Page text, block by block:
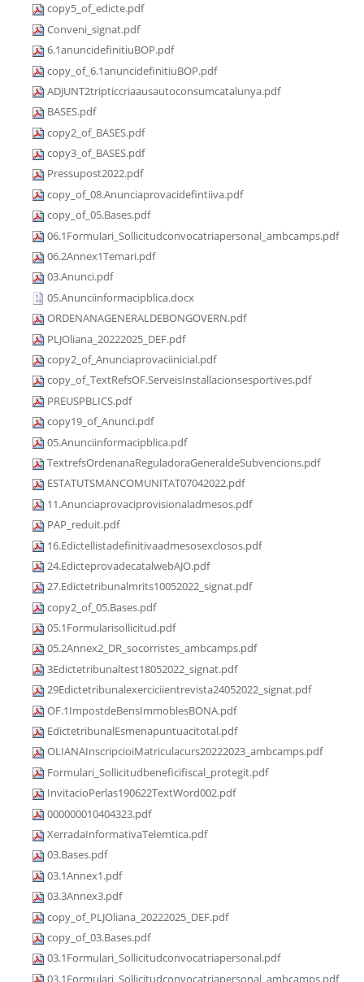
copy5_of_edicte.pdf
Conveni_signat.pdf
6.1anuncidefinitiuBOP.pdf
copy_of_6.1anuncidefinitiuBOP.pdf
ADJUNT2tripticcriaausautoconsumcatalunya.pdf
BASES.pdf
copy2_of_BASES.pdf
copy3_of_BASES.pdf
Pressupost2022.pdf
copy_of_08.Anunciaprovacidefintiiva.pdf
copy_of_05.Bases.pdf
06.1Formulari_Sollicitudconvocatriapersonal_ambcamps.pdf
06.2Annex1Temari.pdf
03.Anunci.pdf
05.Anunciinformacipblica.docx
ORDENANAGENERALDEBONGOVERN.pdf
PLJOliana_20222025_DEF.pdf
copy2_of_Anunciaprovaciinicial.pdf
copy_of_TextRefsOF.ServeisInstallacionsesportives.pdf
PREUSPBLICS.pdf
copy19_of_Anunci.pdf
05.Anunciinformacipblica.pdf
TextrefsOrdenanaReguladoraGeneraldeSubvencions.pdf
ESTATUTSMANCOMUNITAT07042022.pdf
11.Anunciaprovaciprovisionaladmesos.pdf
PAP_reduit.pdf
16.Edictellistadefinitivaadmesosexclosos.pdf
24.EdicteprovadecatalwebAJO.pdf
27.Edictetribunalmrits10052022_signat.pdf
copy2_of_05.Bases.pdf
05.1Formularisollicitud.pdf
05.2Annex2_DR_socorristes_ambcamps.pdf
3Edictetribunaltest18052022_signat.pdf
29Edictetribunalexerciciientrevista24052022_signat.pdf
OF.1ImpostdeBensImmoblesBONA.pdf
EdictetribunalEsmenapuntuacitotal.pdf
OLIANAInscripcioiMatriculacurs20222023_ambcamps.pdf
Formulari_Sollicitudbeneficifiscal_protegit.pdf
InvitacioPerlas190622TextWord002.pdf
000000010404323.pdf
XerradaInformativaTelemtica.pdf
03.Bases.pdf
03.1Annex1.pdf
03.3Annex3.pdf
copy_of_PLJOliana_20222025_DEF.pdf
copy_of_03.Bases.pdf
03.1Formulari_Sollicitudconvocatriapersonal.pdf
03.1Formulari_Sollicitudconvocatriapersonal_ambcamps.pdf